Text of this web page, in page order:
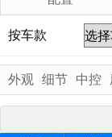
按车款
外观 细节 中控